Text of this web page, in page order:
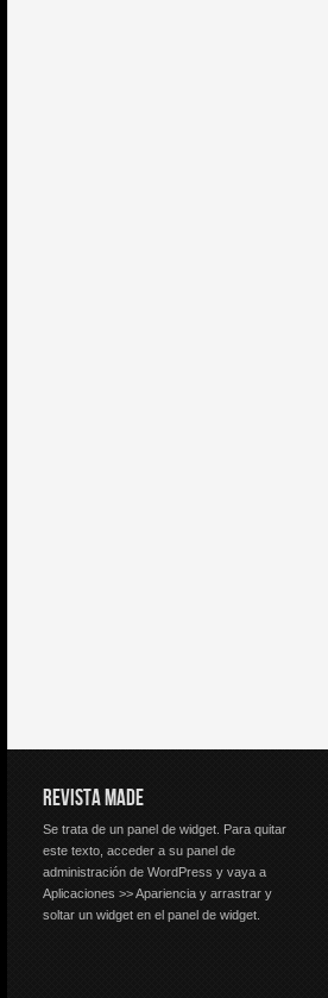
REVISTA MADE
Se trata de un panel de widget. Para quitar
este texto, acceder a su panel de
administración de WordPress y vaya a
Aplicaciones >> Apariencia y arrastrar y
soltar un widget en el panel de widget.